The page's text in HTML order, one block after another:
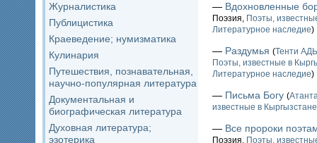
Журналистика
Публицистика
Краеведение; нумизматика
Кулинария
Путешествия, познавательная,
научно-популярная литература
Документальная и
биографическая литература
Духовная литература;
эзотерика
— Вдохновленные
Поэзия, Поэты,
Литературное наследие)
— Раздумья (Тенти
Поэты, известные в
Литературное наследие)
— Письма Богу (
известные в
— Все пророки
Поэзия, Поэты,